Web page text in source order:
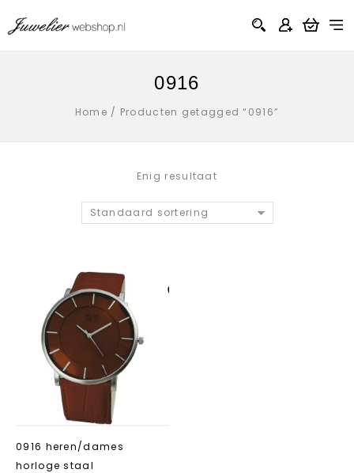
0916
Home / Producten getagged “0916”
Enig resultaat
Standaard sortering
0916 heren/dames
horloge staal